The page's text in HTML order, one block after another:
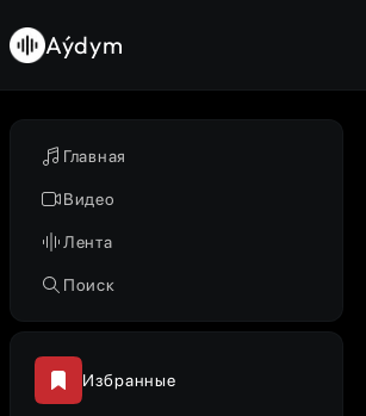
Главная
Видео
Лента
Поиск
Избранные
Aýdym